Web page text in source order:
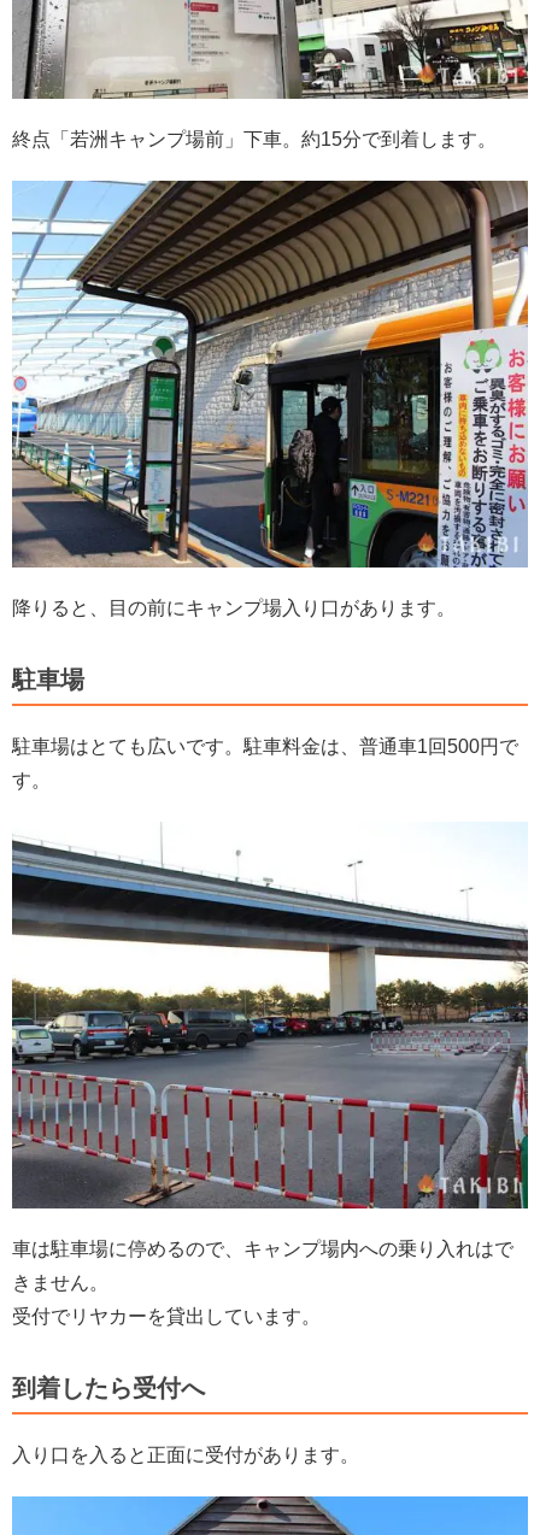
終点「若洲キャンプ場前」下車。約15分で到着します。
降りると、目の前にキャンプ場入り口があります。
駐車場
駐車場はとても広いです。駐車料金は、普通車1回500円で
す。
車は駐車場に停めるので、キャンプ場内への乗り入れはで
きません。
受付でリヤカーを貸出しています。
到着したら受付へ
入り口を入ると正面に受付があります。